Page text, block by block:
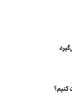
کنیم؟